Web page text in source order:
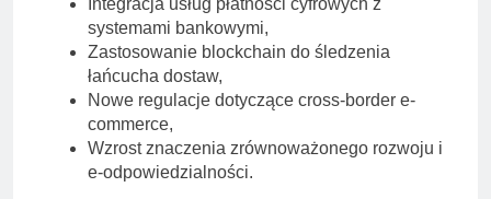
Integracja usług płatności cyfrowych z
systemami bankowymi,
Zastosowanie blockchain do śledzenia
łańcucha dostaw,
Nowe regulacje dotyczące cross-border e-
commerce,
Wzrost znaczenia zrównoważonego rozwoju i
e-odpowiedzialności.